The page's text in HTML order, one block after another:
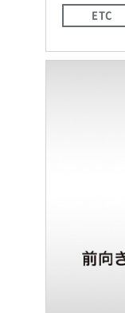
ETC